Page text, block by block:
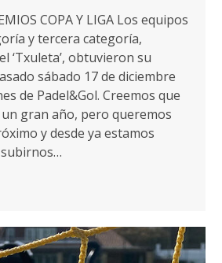
COPA Y LIGA Los equipos
y tercera categoría,
‘Txuleta’, obtuvieron su
sábado 17 de diciembre
de Padel&Gol. Creemos que
gran año, pero queremos
y desde ya estamos